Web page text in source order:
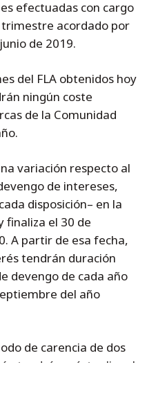
efectuadas con cargo
acordado por
de 2019.
del FLA obtenidos hoy
ningún coste
de la Comunidad
variación respecto al
de intereses,
disposición– en la
finaliza el 30 de
A partir de esa fecha,
tendrán duración
devengo de cada año
del año
de carencia de dos
tendrá carácter lineal